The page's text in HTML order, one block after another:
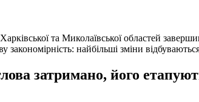
та Миколаївської областей
закономірність: найбільші зміни
затримано, його